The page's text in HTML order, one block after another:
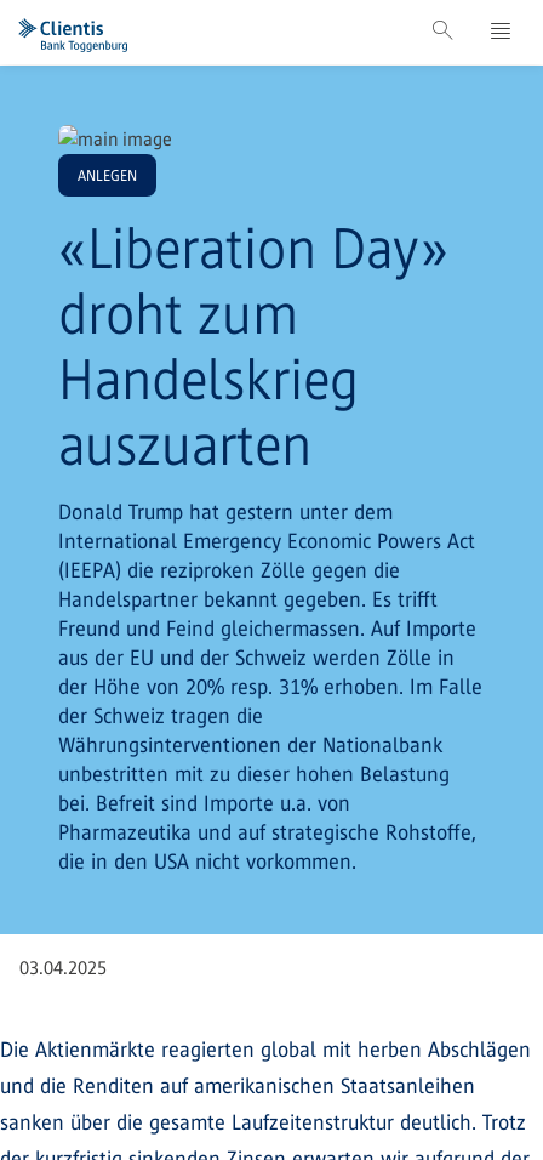
ANLEGEN
«Liberation Day»
droht zum
Handelskrieg
auszuarten
Donald Trump hat gestern unter dem
International Emergency Economic Powers Act
(IEEPA) die reziproken Zölle gegen die
Handelspartner bekannt gegeben. Es trifft
Freund und Feind gleichermassen. Auf Importe
aus der EU und der Schweiz werden Zölle in
der Höhe von 20% resp. 31% erhoben. Im Falle
der Schweiz tragen die
Währungsinterventionen der Nationalbank
unbestritten mit zu dieser hohen Belastung
bei. Befreit sind Importe u.a. von
Pharmazeutika und auf strategische Rohstoffe,
die in den USA nicht vorkommen.
03.04.2025
Die Aktienmärkte reagierten global mit herben Abschlägen
und die Renditen auf amerikanischen Staatsanleihen
sanken über die gesamte Laufzeitenstruktur deutlich. Trotz